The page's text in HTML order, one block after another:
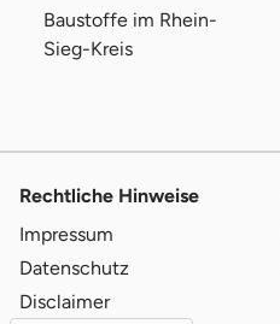
Baustoffe im Rhein-
Sieg-Kreis
Rechtliche Hinweise
Impressum
Datenschutz
Disclaimer